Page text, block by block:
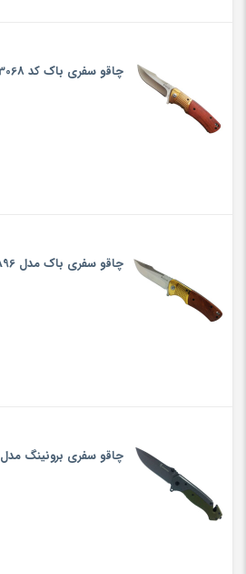
چاقو سفری باک کد 3068
چاقو سفری باک مدل DA96
چاقو سفری برونینگ مدل DA166